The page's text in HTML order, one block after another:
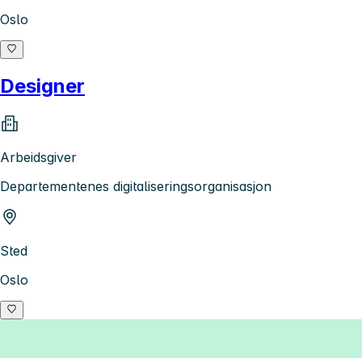
Oslo
Designer
Arbeidsgiver
Departementenes digitaliseringsorganisasjon
Sted
Oslo